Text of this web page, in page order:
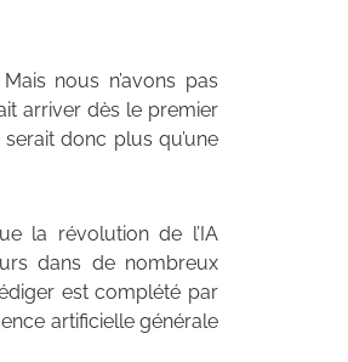
nous n’avons pas
arriver dès le premier
donc plus qu’une
la révolution de l’IA
dans de nombreux
est complété par
artificielle générale